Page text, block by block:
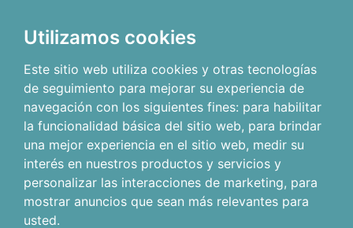
Utilizamos cookies
Este sitio web utiliza cookies y otras tecnologías
de seguimiento para mejorar su experiencia de
navegación con los siguientes fines: para habilitar
la funcionalidad básica del sitio web, para brindar
una mejor experiencia en el sitio web, medir su
interés en nuestros productos y servicios y
personalizar las interacciones de marketing, para
mostrar anuncios que sean más relevantes para
usted.